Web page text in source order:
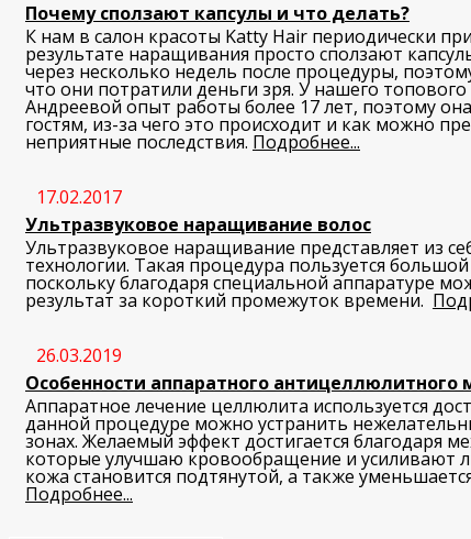
Почему сползают капсулы и что делать?
К нам в салон красоты Katty Hair периодически
результате наращивания просто сползают
через несколько недель после процедуры,
что они потратили деньги зря. У нашего
Андреевой опыт работы более 17 лет, поэтому
гостям, из-за чего это происходит и как можно
неприятные последствия. Подробнее...
17.02.2017
Ультразвуковое наращивание волос
Ультразвуковое наращивание представляет из
технологии. Такая процедура пользуется
поскольку благодаря специальной аппаратуре
результат за короткий промежуток времени.
26.03.2019
Особенности аппаратного антицеллюлитного
Аппаратное лечение целлюлита используется
данной процедуре можно устранить
зонах. Желаемый эффект достигается благодаря
которые улучшаю кровообращение и усиливают
кожа становится подтянутой, а также
Подробнее...